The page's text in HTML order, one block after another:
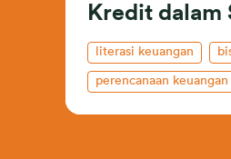
Kredit dalam
literasi keuangan
perencanaan keuangan